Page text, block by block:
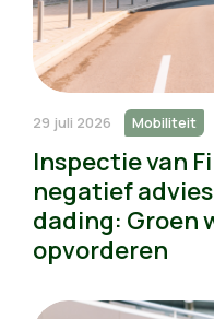
29 juli 2026 Mobiliteit
Inspectie van
negatief
dading: Groen
opvorderen